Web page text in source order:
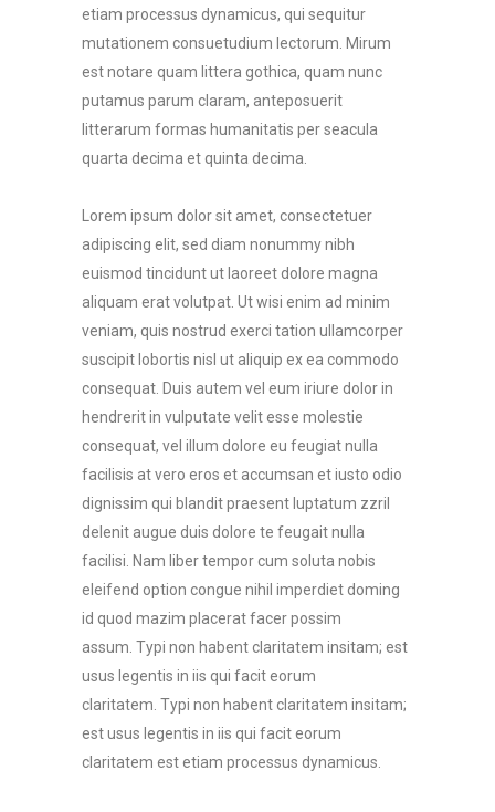
etiam processus dynamicus, qui sequitur
mutationem consuetudium lectorum. Mirum
est notare quam littera gothica, quam nunc
putamus parum claram, anteposuerit
litterarum formas humanitatis per seacula
quarta decima et quinta decima.
Lorem ipsum dolor sit amet, consectetuer
adipiscing elit, sed diam nonummy nibh
euismod tincidunt ut laoreet dolore magna
aliquam erat volutpat. Ut wisi enim ad minim
veniam, quis nostrud exerci tation ullamcorper
suscipit lobortis nisl ut aliquip ex ea commodo
consequat. Duis autem vel eum iriure dolor in
hendrerit in vulputate velit esse molestie
consequat, vel illum dolore eu feugiat nulla
facilisis at vero eros et accumsan et iusto odio
dignissim qui blandit praesent luptatum zzril
delenit augue duis dolore te feugait nulla
facilisi. Nam liber tempor cum soluta nobis
eleifend option congue nihil imperdiet doming
id quod mazim placerat facer possim
assum. Typi non habent claritatem insitam; est
usus legentis in iis qui facit eorum
claritatem. Typi non habent claritatem insitam;
est usus legentis in iis qui facit eorum
claritatem est etiam processus dynamicus.